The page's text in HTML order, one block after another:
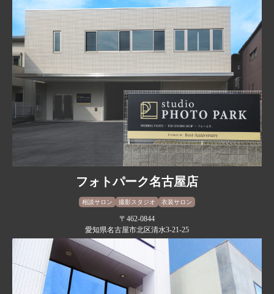
フォトパーク名古屋店
相談サロン 撮影スタジオ 衣装サロン
〒462-0844
愛知県名古屋市北区清水3-21-25